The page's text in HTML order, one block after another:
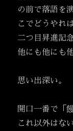
の前で落語を
こでどうやれ
二つ目昇進記
他にも他にも
思い出深い。
開口一番で「
これ以外はな